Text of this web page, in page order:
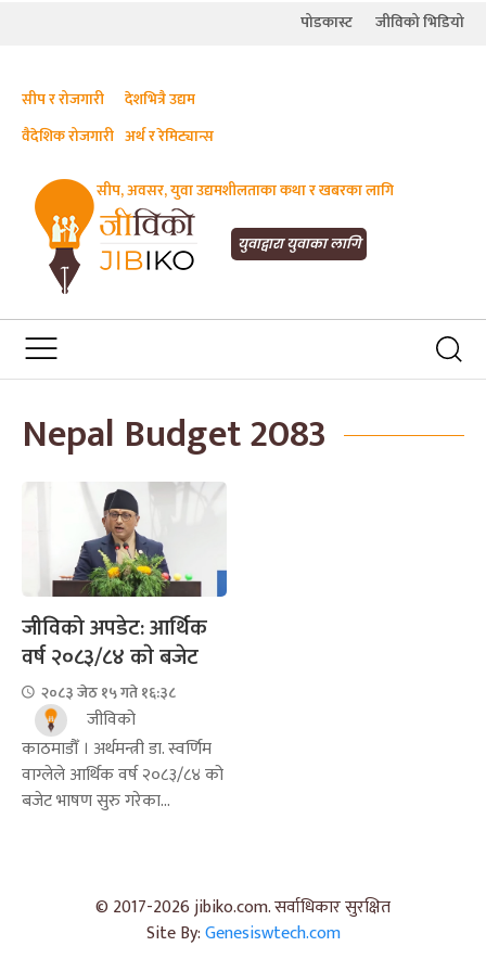
पोडकास्ट जीविको भिडियो
युवाद्वारा युवाका लागि
JIBIKO.COM
तपाईंको जीविकाको साथी
सीप, अवसर, युवा उद्यमशीलताका कथा र खबरका लागि
सीप र रोजगारी
देशभित्रै उद्यम
वैदेशिक रोजगारी अर्थ र रेमिट्यान्स
Nepal Budget 2083
जीविको अपडेट: आर्थिक
वर्ष २०८३/८४ काे बजेट
२०८३ जेठ १५ गते १६:३८
जीविको
काठमाडौँ । अर्थमन्त्री डा. स्वर्णिम
वाग्लेले आर्थिक वर्ष २०८३/८४ को
बजेट भाषण सुरु गरेका...
© 2017-2026 jibiko.com. सर्वाधिकार सुरक्षित
Site By:Genesiswtech.com